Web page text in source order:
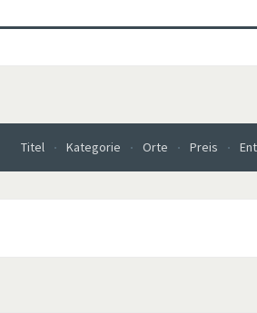
Titel Kategorie Orte Preis